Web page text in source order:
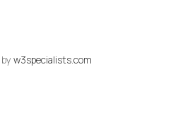
w3specialists.com